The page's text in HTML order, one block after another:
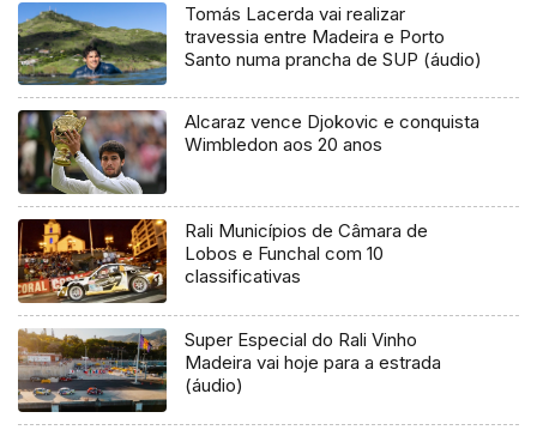
Tomás Lacerda vai realizar
travessia entre Madeira e Porto
Santo numa prancha de SUP (áudio)
Alcaraz vence Djokovic e conquista
Wimbledon aos 20 anos
Rali Municípios de Câmara de
Lobos e Funchal com 10
classificativas
Super Especial do Rali Vinho
Madeira vai hoje para a estrada
(áudio)